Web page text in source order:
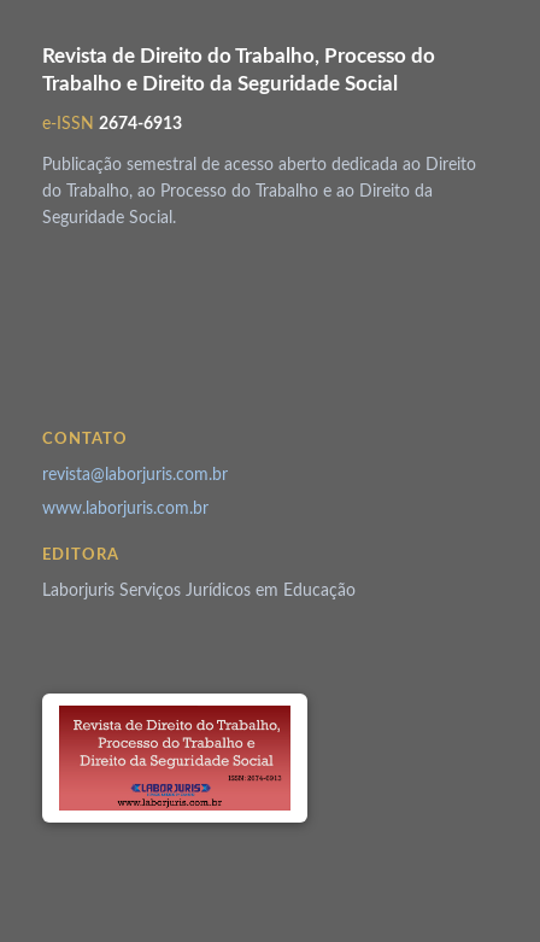
Revista de Direito do Trabalho, Processo do
Trabalho e Direito da Seguridade Social
e-ISSN 2674-6913
Publicação semestral de acesso aberto dedicada ao Direito
do Trabalho, ao Processo do Trabalho e ao Direito da
Seguridade Social.
CONTATO
revista@laborjuris.com.br
www.laborjuris.com.br
EDITORA
Laborjuris Serviços Jurídicos em Educação